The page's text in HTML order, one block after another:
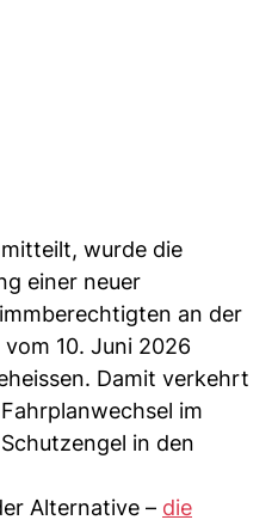
wurde die
einer neuer
an der
10. Juni 2026
Damit verkehrt
im
in den
Alternative – die